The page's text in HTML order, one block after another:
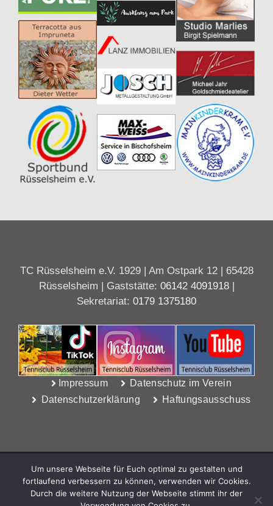
TC Rüsselsheim e.V. 1929 | Am Ostpark 12 | 65428
Rüsselsheim | Gaststätte: 06142 4091918|
Sekretariat: 0179 1375180
Impressum
Datenschutz im Verein
Datenschutzerklärung
Haftungsausschuss
Um unsere Webseite für Euch optimal zu gestalten und
fortlaufend verbessern zu können, verwenden wir Cookies.
Durch die weitere Nutzung der Webseite stimmt ihr der